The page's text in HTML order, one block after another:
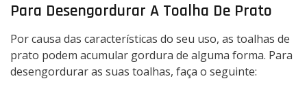
Para Desengordurar A Toalha De Prato
Por causa das características do seu uso, as toalhas de
prato podem acumular gordura de alguma forma. Para
desengordurar as suas toalhas, faça o seguinte: